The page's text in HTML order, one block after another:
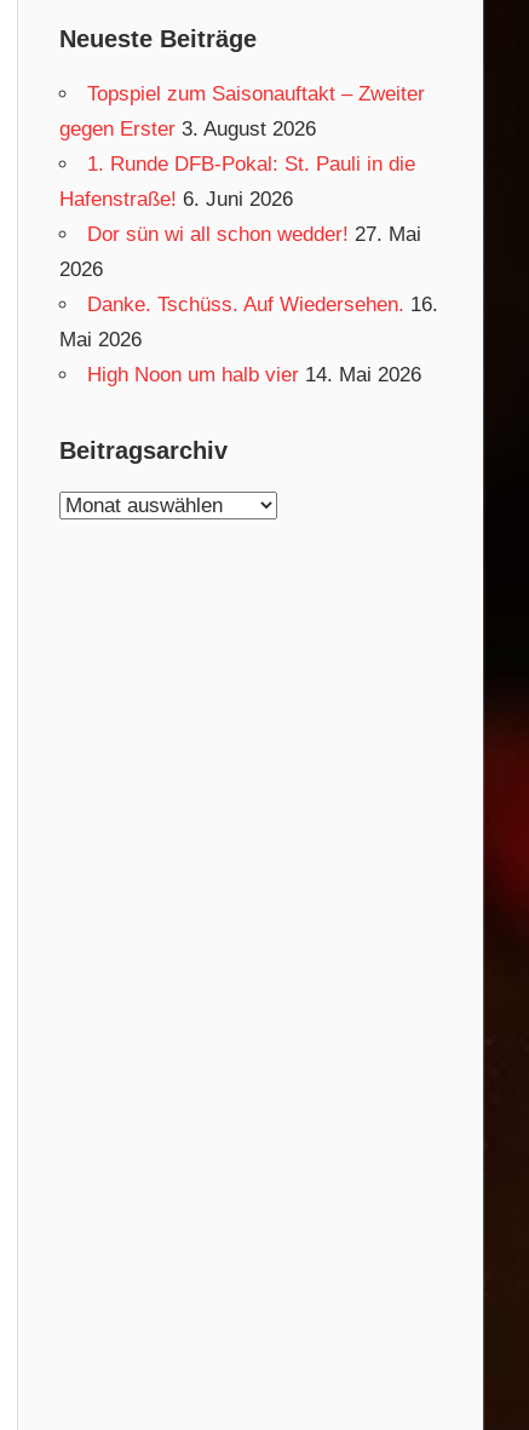
Neueste Beiträge
Topspiel zum Saisonauftakt – Zweiter
gegen Erster 3. August 2026
1. Runde DFB-Pokal: St. Pauli in die
Hafenstraße! 6. Juni 2026
Dor sün wi all schon wedder! 27. Mai
2026
Danke. Tschüss. Auf Wiedersehen. 16.
Mai 2026
High Noon um halb vier 14. Mai 2026
Beitragsarchiv
Beitragsarchiv